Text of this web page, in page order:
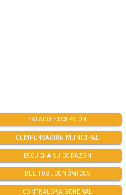
ESTADO EXCEPCIÓN
COMPENSACIÓN MUNICIPAL
ESCUCHA SU CORAZÓN
DELITOS ECONÓMICOS
CONTRALORA GENERAL